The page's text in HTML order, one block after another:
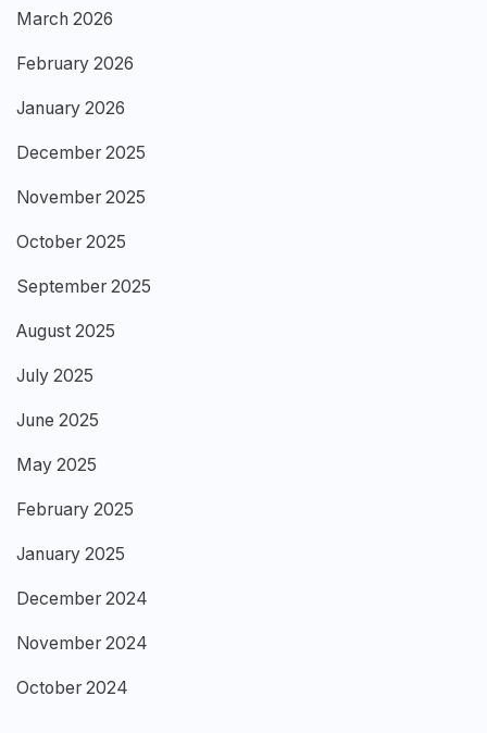
March 2026
February 2026
January 2026
December 2025
November 2025
October 2025
September 2025
August 2025
July 2025
June 2025
May 2025
February 2025
January 2025
December 2024
November 2024
October 2024